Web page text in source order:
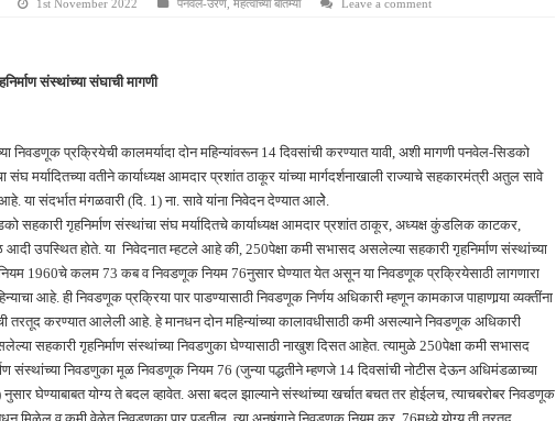
शिवाजी महाराज महाराजस्व समाधान शिबिरास पनवेलमध्ये उत्स्फूर्त प्रतिसाद
1st November 2022 पनवेल-उरण महत्वाच्या बातम्या Leave a comment
संस्थांच्या संघाची मागणी
निवडणूक प्रक्रियेची कालमर्यादा दोन महिन्यांवरून 14 दिवसांची करण्यात यावी, अशी मागणी पनवेल-सिडको
संघ मर्यादितच्या वतीने कार्याध्यक्ष आमदार प्रशांत ठाकूर यांच्या मार्गदर्शनाखाली राज्याचे सहकारमंत्री अतुल सावे
या संदर्भात मंगळवारी (दि. 1) ना. सावे यांना निवेदन देण्यात आलेे.
सहकारी गृहनिर्माण संस्थांचा संघ मर्यादितचे कार्याध्यक्ष आमदार प्रशांत ठाकूर, अध्यक्ष कुंडलिक काटकर,
उपस्थित होते. या निवेदनात म्हटले आहे की, 250पेक्षा कमी सभासद असलेल्या सहकारी गृहनिर्माण संस्थांच्या
1960चे कलम 73 कब व निवडणूक नियम 76नुसार घेण्यात येत असून या निवडणूक प्रक्रियेसाठी लागणारा
आहे. ही निवडणूक प्रक्रिया पार पाडण्यासाठी निवडणूक निर्णय अधिकारी म्हणून कामकाज पाहाणार्‍या व्यक्तींना
तरतूद करण्यात आलेली आहे. हे मानधन दोन महिन्यांच्या कालावधीसाठी कमी असल्याने निवडणूक अधिकारी
सहकारी गृहनिर्माण संस्थांच्या निवडणुका घेण्यासाठी नाखुश दिसत आहेत. त्यामुळे 250पेक्षा कमी सभासद
संस्थांच्या निवडणुका मूळ निवडणूक नियम 76 (जुन्या पद्धतीने म्हणजे 14 दिवसांची नोटीस देऊन अधिमंडळाच्या
घेण्याबाबत योग्य ते बदल व्हावेत. असा बदल झाल्याने संस्थांच्या खर्चात बचत तर होईलच, त्याचबरोबर निवडणूक